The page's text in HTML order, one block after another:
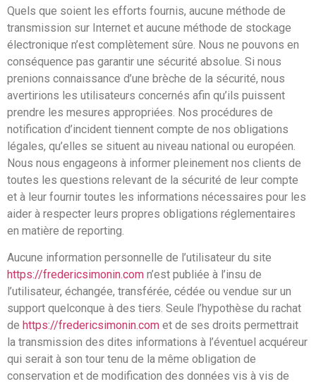
Quels que soient les efforts fournis, aucune méthode de
transmission sur Internet et aucune méthode de stockage
électronique n’est complètement sûre. Nous ne pouvons en
conséquence pas garantir une sécurité absolue. Si nous
prenions connaissance d’une brèche de la sécurité, nous
avertirions les utilisateurs concernés afin qu’ils puissent
prendre les mesures appropriées. Nos procédures de
notification d’incident tiennent compte de nos obligations
légales, qu’elles se situent au niveau national ou européen.
Nous nous engageons à informer pleinement nos clients de
toutes les questions relevant de la sécurité de leur compte
et à leur fournir toutes les informations nécessaires pour les
aider à respecter leurs propres obligations réglementaires
en matière de reporting.
Aucune information personnelle de l’utilisateur du site
https://fredericsimonin.com n’est publiée à l’insu de
l’utilisateur, échangée, transférée, cédée ou vendue sur un
support quelconque à des tiers. Seule l’hypothèse du rachat
de https://fredericsimonin.com et de ses droits permettrait
la transmission des dites informations à l’éventuel acquéreur
qui serait à son tour tenu de la même obligation de
conservation et de modification des données vis à vis de